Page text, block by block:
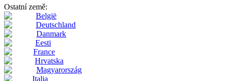
Ostatní země:
België
Deutschland
Danmark
Eesti
France
Hrvatska
Magyarország
Italia